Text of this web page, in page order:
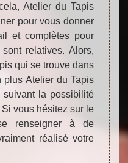
Atelier du Tapis
pour vous donner
et complètes pour
relatives. Alors,
qui se trouve dans
plus Atelier du Tapis
suivant la possibilité
vous hésitez sur le
renseigner à de
réalisé votre